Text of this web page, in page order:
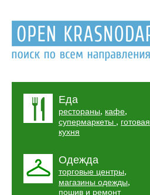
Еда
рестораны, кафе,
супермаркеты , готовая
кухня
Одежда
торговые центры,
магазины одежды,
пошив и ремонт